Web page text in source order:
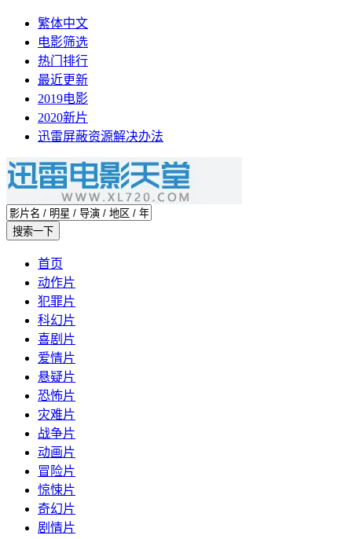
繁体中文
电影筛选
热门排行
最近更新
2019电影
2020新片
迅雷屏蔽资源解决办法
首页
动作片
犯罪片
科幻片
喜剧片
爱情片
悬疑片
恐怖片
灾难片
战争片
动画片
冒险片
惊悚片
奇幻片
剧情片